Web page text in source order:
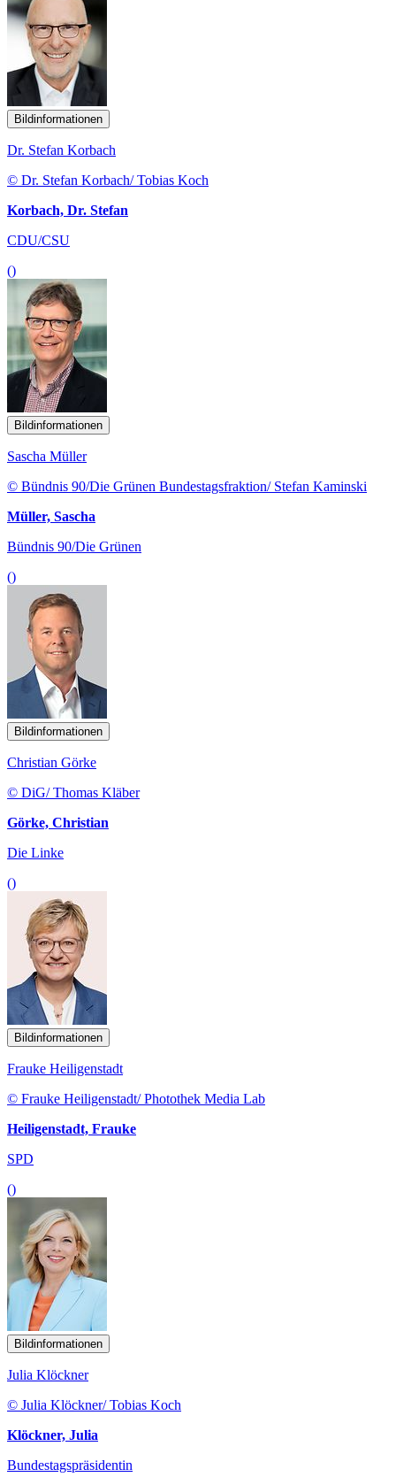
Bildinformationen
Dr. Stefan Korbach
© Dr. Stefan Korbach/ Tobias Koch
Korbach, Dr. Stefan
CDU/CSU
()
Bildinformationen
Sascha Müller
© Bündnis 90/Die Grünen Bundestagsfraktion/ Stefan Kaminski
Müller, Sascha
Bündnis 90/Die Grünen
()
Bildinformationen
Christian Görke
© DiG/ Thomas Kläber
Görke, Christian
Die Linke
()
Bildinformationen
Frauke Heiligenstadt
© Frauke Heiligenstadt/ Photothek Media Lab
Heiligenstadt, Frauke
SPD
()
Bildinformationen
Julia Klöckner
© Julia Klöckner/ Tobias Koch
Klöckner, Julia
Bundestagspräsidentin